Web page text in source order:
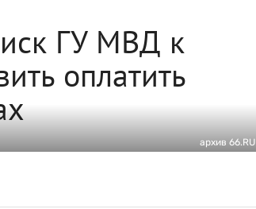
ГУ МВД к
оплатить
архив 66.RU